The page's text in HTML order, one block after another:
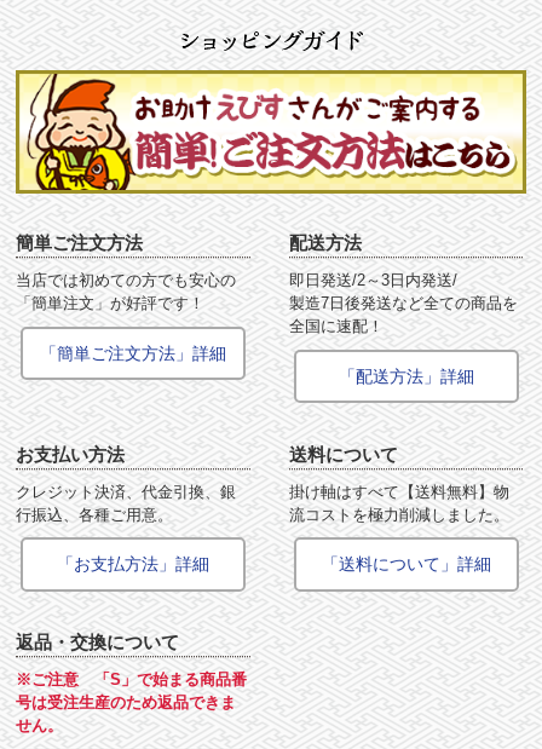
簡単ご注文方法
当店では初めての方でも安心の
「簡単注文」が好評です！
「簡単ご注文方法」詳細
配送方法
即日発送/2～3日内発送/
製造7日後発送など全ての商品を
全国に速配！
「配送方法」詳細
お支払い方法
クレジット決済、代金引換、銀
行振込、各種ご用意。
「お支払方法」詳細
送料について
掛け軸はすべて【送料無料】物
流コストを極力削減しました。
「送料について」詳細
返品・交換について
※ご注意 「S」で始まる商品番
号は受注生産のため返品できま
せん。